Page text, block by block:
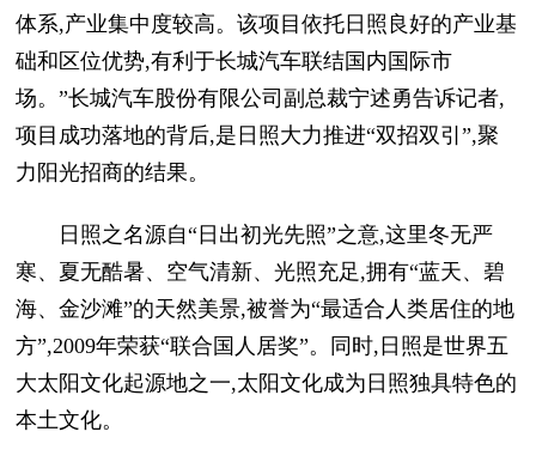
体系,产业集中度较高。该项目依托日照良好的产业基
础和区位优势,有利于长城汽车联结国内国际市
场。”长城汽车股份有限公司副总裁宁述勇告诉记者,
项目成功落地的背后,是日照大力推进“双招双引”,聚
力阳光招商的结果。
日照之名源自“日出初光先照”之意,这里冬无严
寒、夏无酷暑、空气清新、光照充足,拥有“蓝天、碧
海、金沙滩”的天然美景,被誉为“最适合人类居住的地
方”,2009年荣获“联合国人居奖”。同时,日照是世界五
大太阳文化起源地之一,太阳文化成为日照独具特色的
本土文化。